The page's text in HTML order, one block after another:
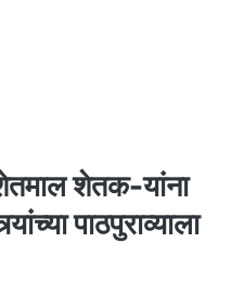
शेतक-यांना
पाठपुराव्याला